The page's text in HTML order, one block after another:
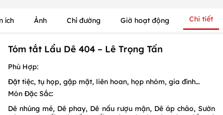
ích Ảnh Chỉ đường Giờ hoạt động Chi tiết
Tóm tắt Lẩu Dê 404 – Lê Trọng Tấn
Phù Hợp:
Đặt tiệc, tụ họp, gặp mặt, liên hoan, họp nhóm, gia đình…
Món Đặc Sắc:
Dê nhúng mẻ, Dê phay, Dê nấu rượu mận, Dê áp chảo, Sườn